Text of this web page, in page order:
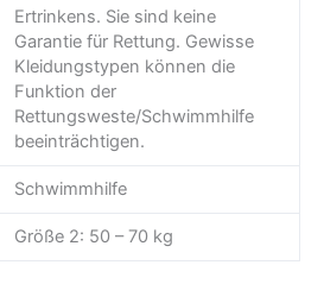
Ertrinkens. Sie sind keine
Garantie für Rettung. Gewisse
Kleidungstypen können die
Funktion der
Rettungsweste/Schwimmhilfe
beeinträchtigen.
Schwimmhilfe
Größe 2: 50 – 70 kg